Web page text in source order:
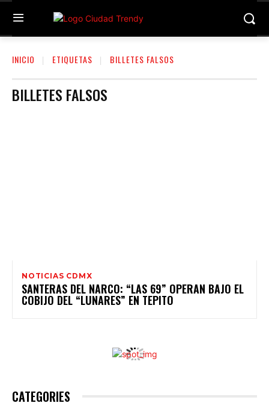
INICIO ETIQUETAS BILLETES FALSOS
BILLETES FALSOS
NOTICIAS CDMX
SANTERAS DEL NARCO: “LAS 69” OPERAN BAJO EL
COBIJO DEL “LUNARES” EN TEPITO
CATEGORIES